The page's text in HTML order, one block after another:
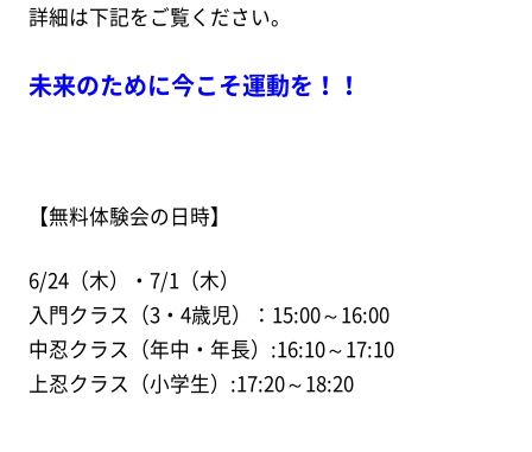
詳細は下記をご覧ください。
未来のために今こそ運動を！！
【無料体験会の日時】
6/24（木）・7/1（木）
入門クラス（3・4歳児）：15:00～16:00
中忍クラス（年中・年長）:16:10～17:10
上忍クラス（小学生）:17:20～18:20